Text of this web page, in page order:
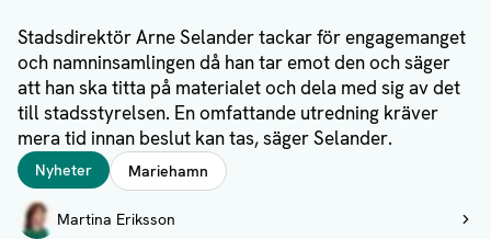
Stadsdirektör Arne Selander tackar för engagemanget
och namninsamlingen då han tar emot den och säger
att han ska titta på materialet och dela med sig av det
till stadsstyrelsen. En omfattande utredning kräver
mera tid innan beslut kan tas, säger Selander.
Taggar
Nyheter Mariehamn
Författare
Martina Eriksson
Visa profil